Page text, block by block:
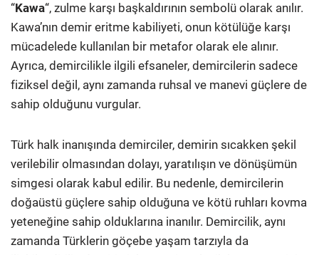
“Kawa“, zulme karşı başkaldırının sembolü olarak anılır.
Kawa’nın demir eritme kabiliyeti, onun kötülüğe karşı
mücadelede kullanılan bir metafor olarak ele alınır.
Ayrıca, demircilikle ilgili efsaneler, demircilerin sadece
fiziksel değil, aynı zamanda ruhsal ve manevi güçlere de
sahip olduğunu vurgular.
Türk halk inanışında demirciler, demirin sıcakken şekil
verilebilir olmasından dolayı, yaratılışın ve dönüşümün
simgesi olarak kabul edilir. Bu nedenle, demircilerin
doğaüstü güçlere sahip olduğuna ve kötü ruhları kovma
yeteneğine sahip olduklarına inanılır. Demircilik, aynı
zamanda Türklerin göçebe yaşam tarzıyla da